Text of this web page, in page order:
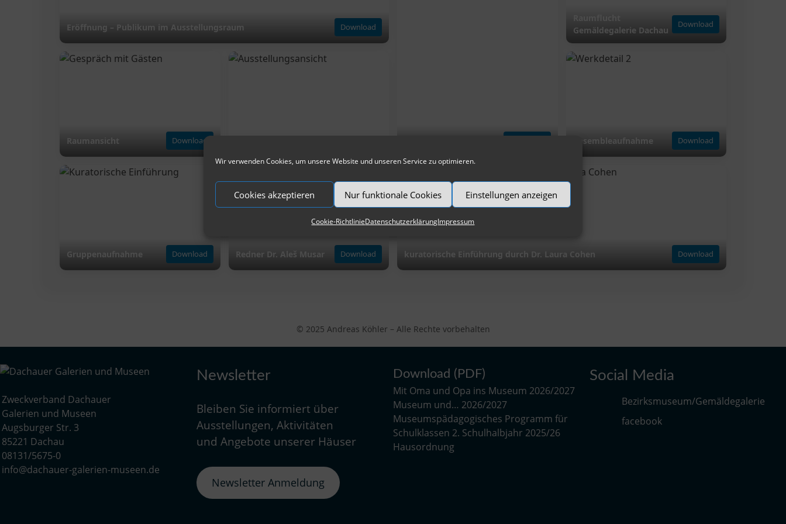
Wir verwenden Cookies, um unsere Website und unseren Service zu optimieren.
Cookies akzeptieren Nur funktionale Cookies Einstellungen anzeigen
Cookie-RichtlinieDatenschutzerklärungImpressum
Eröffnung – Publikum im Ausstellungsraum Download
Gemäldegalerie Dachau
Download
Raumansicht Download
Redner Dr. Aleš Musar Download
Ensembleaufnahme Download
Gruppenaufnahme Download kuratorische Einführung durch Dr. Laura Cohen Download
© 2025 Andreas Köhler – Alle Rechte vorbehalten
Zweckverband Dachauer
Galerien und Museen
Augsburger Str. 3
85221 Dachau
08131/5675-0
info@dachauer-galerien-museen.de
Newsletter
Bleiben Sie informiert über
Ausstellungen, Aktivitäten
und Angebote unserer Häuser
Newsletter Anmeldung
Download (PDF)
Mit Oma und Opa ins Museum 2026/2027
Museum und… 2026/2027
Museumspädagogisches Programm für
Schulklassen 2. Schulhalbjahr 2025/26
Hausordnung
Social Media
Bezirksmuseum/Gemäldegalerie
facebook